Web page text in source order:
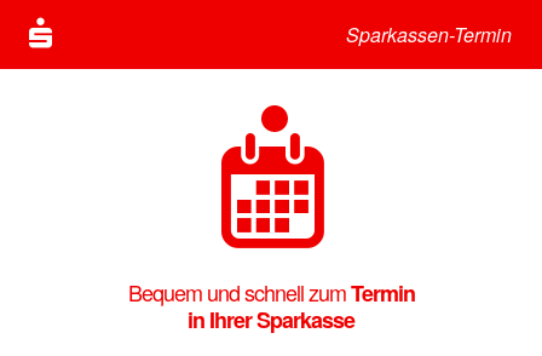
Sparkassen-Termin
Bequem und schnell zumTermin
in Ihrer Sparkasse